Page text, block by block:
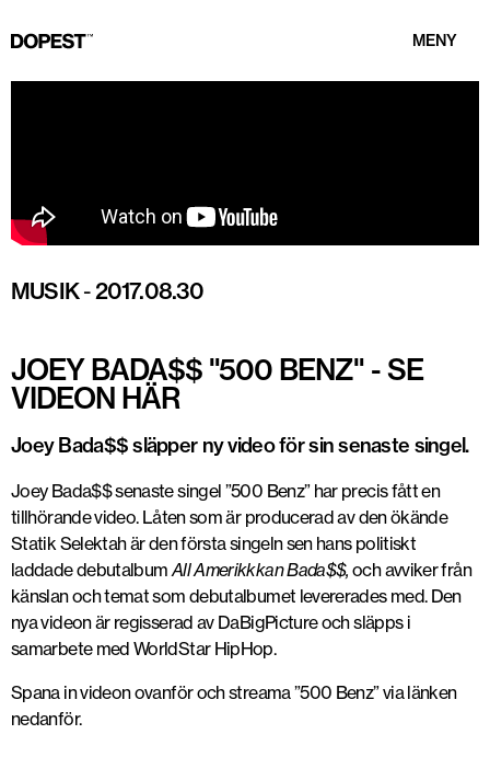
MENY
MUSIK-2017.08.30
JOEY BADA$$ "500 BENZ" - SE
VIDEON HÄR
Joey Bada$$ släpper ny video för sin senaste singel.
Joey Bada$$ senaste singel ”500 Benz” har precis fått en
tillhörande video. Låten som är producerad av den ökände
Statik Selektah är den första singeln sen hans politiskt
laddade debutalbumAll Amerikkkan Bada$$,och avviker från
känslan och temat som debutalbumet levererades med. Den
nya videon är regisserad av DaBigPicture och släpps i
samarbete med WorldStar HipHop.
Spana in videon ovanför och streama ”500 Benz” via länken
nedanför.